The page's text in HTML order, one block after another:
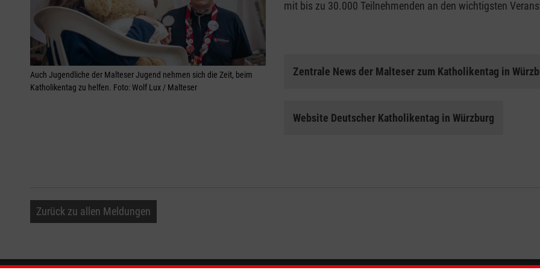
Auch Jugendliche der Malteser Jugend nehmen sich die Zeit, beim
Katholikentag zu helfen. Foto: Wolf Lux / Malteser
mit bis zu 30.000 Teilnehmenden an den wichtigsten
Zentrale News der Malteser zum Katholikentag in
Website Deutscher Katholikentag in Würzburg
Zurück zu allen Meldungen